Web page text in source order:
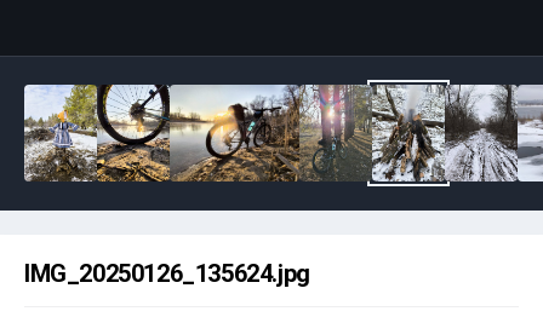
IMG_20250126_135624.jpg